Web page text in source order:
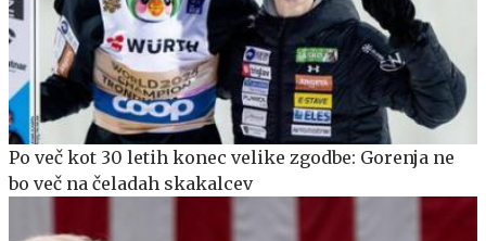
Po več kot 30 letih konec velike zgodbe: Gorenja ne
bo več na čeladah skakalcev